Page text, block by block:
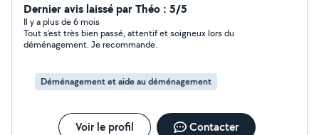
(manutention, transport de personnes, services aux
personnes) dans la région angevine. N'hésitez pas !
Dernier avis laissé par Théo : 5/5
Il y a plus de 6 mois
Tout s’est très bien passé, attentif et soigneux lors du
déménagement. Je recommande.
Déménagement et aide au déménagement
Voir le profil Contacter